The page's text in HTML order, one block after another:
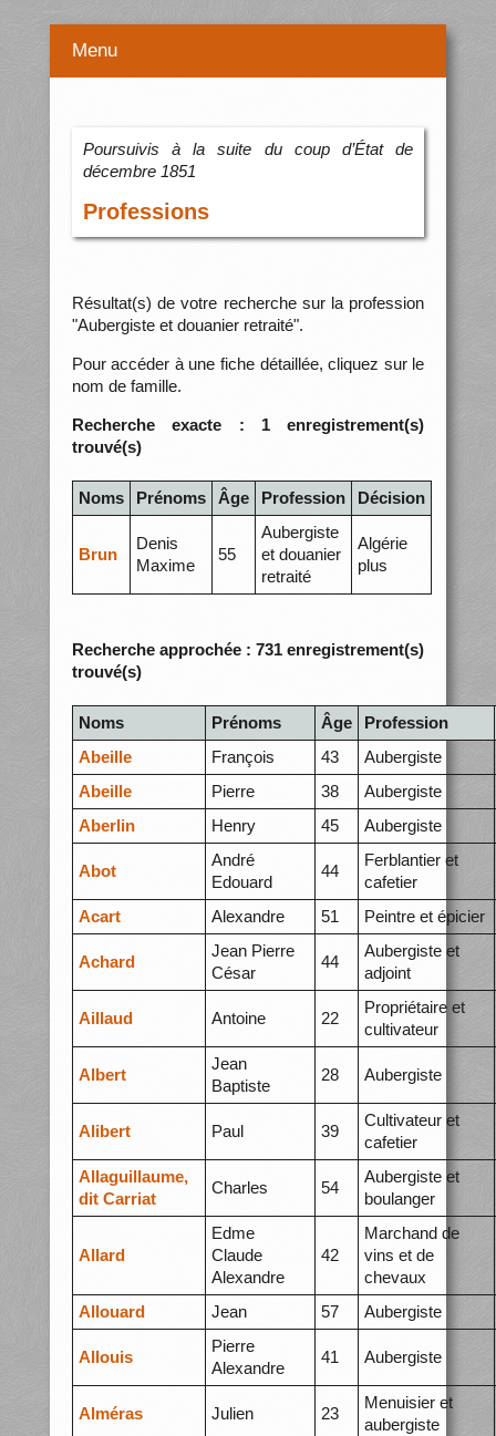
Menu
Poursuivis à la suite du coup d’État de
décembre 1851
Professions
Résultat(s) de votre recherche sur la profession
"Aubergiste et douanier retraité".
Pour accéder à une fiche détaillée, cliquez sur le
nom de famille.
Recherche exacte : 1 enregistrement(s)
trouvé(s)
Noms Prénoms Âge Profession Décision
Brun
Denis
Maxime
55
Aubergiste
et douanier
retraité
Algérie
plus
Recherche approchée : 731 enregistrement(s)
trouvé(s)
Noms Prénoms Âge
Profession
Abeille
François 43
Aubergiste
Abeille
Pierre 38
Aubergiste
Aberlin
Henry 45 Aubergiste
Abot
André
Edouard
44
Ferblantier et
cafetier
Acart
Alexandre 51 Peintre et épicier
Achard
Jean Pierre
César
44
Aubergiste et
adjoint
Aillaud Antoine 22
Propriétaire et
cultivateur
Albert
Jean
Baptiste
28 Aubergiste
Alibert Paul 39
Cultivateur et
cafetier
Allaguillaume,
dit Carriat
Charles 54
Aubergiste et
boulanger
Allard
Edme
Claude
Alexandre
42
Marchand de
vins et de
chevaux
Allouard
Jean 57 Aubergiste
Allouis
Pierre
Alexandre
41 Aubergiste
Alméras Julien 23
Menuisier et
aubergiste